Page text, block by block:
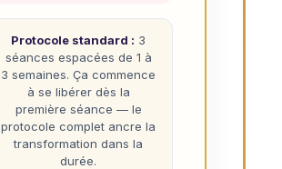
Protocole standard : 3
séances espacées de 1 à
3 semaines. Ça commence
à se libérer dès la
première séance — le
protocole complet ancre la
transformation dans la
durée.